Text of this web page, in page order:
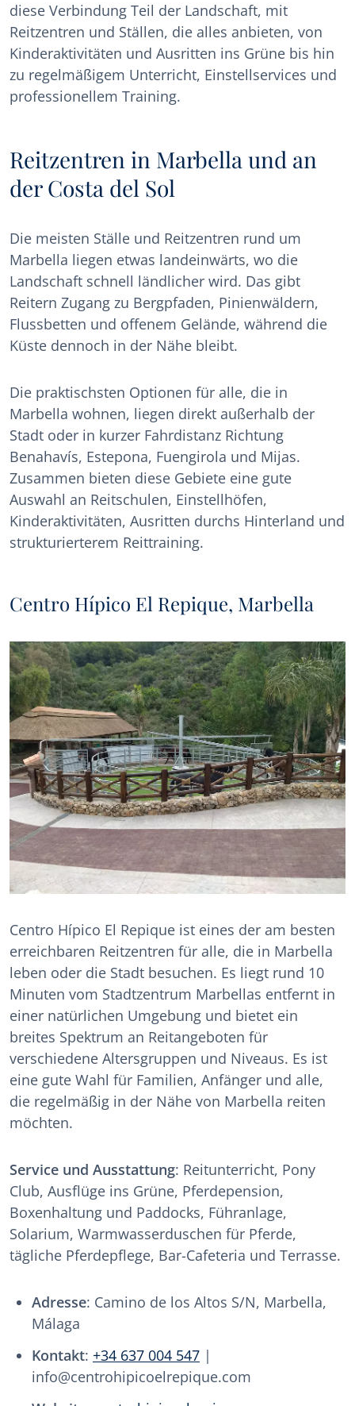
diese Verbindung Teil der Landschaft, mit
Reitzentren und Ställen, die alles anbieten, von
Kinderaktivitäten und Ausritten ins Grüne bis hin
zu regelmäßigem Unterricht, Einstellservices und
professionellem Training.
Reitzentren in Marbella und an
der Costa del Sol
Die meisten Ställe und Reitzentren rund um
Marbella liegen etwas landeinwärts, wo die
Landschaft schnell ländlicher wird. Das gibt
Reitern Zugang zu Bergpfaden, Pinienwäldern,
Flussbetten und offenem Gelände, während die
Küste dennoch in der Nähe bleibt.
Die praktischsten Optionen für alle, die in
Marbella wohnen, liegen direkt außerhalb der
Stadt oder in kurzer Fahrdistanz Richtung
Benahavís, Estepona, Fuengirola und Mijas.
Zusammen bieten diese Gebiete eine gute
Auswahl an Reitschulen, Einstellhöfen,
Kinderaktivitäten, Ausritten durchs Hinterland und
strukturierterem Reittraining.
Centro Hípico El Repique, Marbella
Centro Hípico El Repique ist eines der am besten
erreichbaren Reitzentren für alle, die in Marbella
leben oder die Stadt besuchen. Es liegt rund 10
Minuten vom Stadtzentrum Marbellas entfernt in
einer natürlichen Umgebung und bietet ein
breites Spektrum an Reitangeboten für
verschiedene Altersgruppen und Niveaus. Es ist
eine gute Wahl für Familien, Anfänger und alle,
die regelmäßig in der Nähe von Marbella reiten
möchten.
Service und Ausstattung: Reitunterricht, Pony
Club, Ausflüge ins Grüne, Pferdepension,
Boxenhaltung und Paddocks, Führanlage,
Solarium, Warmwasserduschen für Pferde,
tägliche Pferdepflege, Bar-Cafeteria und Terrasse.
Adresse: Camino de los Altos S/N, Marbella,
Málaga
Kontakt: +34 637 004 547 |
info@centrohipicoelrepique.com